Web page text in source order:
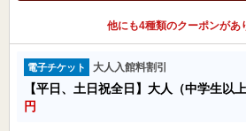
他にも4種類のクーポンがあ
電子チケット 大人入館料割引
【平日、土日祝全日】大人（中学生以
円